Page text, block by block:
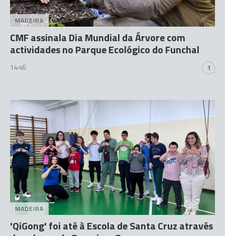
MADEIRA
CMF assinala Dia Mundial da Árvore com
actividades no Parque Ecológico do Funchal
14:46 1
MADEIRA
'QiGong' foi até à Escola de Santa Cruz através